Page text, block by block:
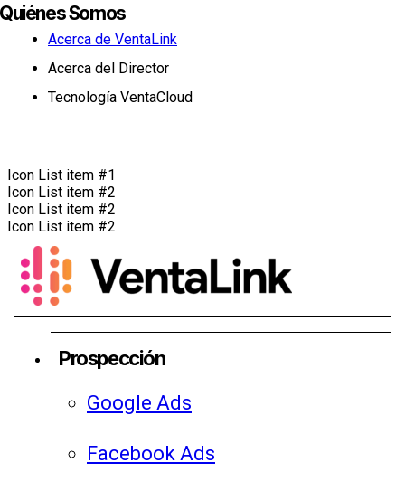
Quiénes Somos
Acerca de VentaLink
Acerca del Director
Tecnología VentaCloud
Icon List item #1
Icon List item #2
Icon List item #2
Icon List item #2
Prospección
Google Ads
Facebook Ads